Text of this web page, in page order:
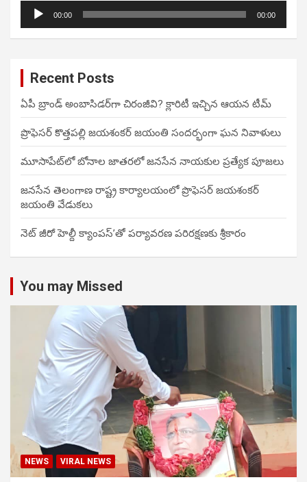
Audio
Player
00:00 00:00
Recent Posts
ఏపీ బ్రాండ్ అంబాసిడర్‌గా చిరంజీవి? క్లారిటీ ఇచ్చిన ఆయన టీమ్
ప్రొఫెసర్ కొత్తపల్లి జయశంకర్ జయంతి సందర్భంగా ఘన నివాళులు
మూసాపేట్‌లో బోనాల జాతరలో జనసేన నాయకుల ప్రత్యేక పూజలు
జనసేన తెలంగాణ రాష్ట్ర కార్యాలయంలో ప్రొఫెసర్ జయశంకర్
జయంతి వేడుకలు
నెట్ జీరో హెల్దీ క్యాంపస్’తో పర్యావరణ పరిరక్షణకు శ్రీకారం
You may Missed
NEWS VIRAL NEWS